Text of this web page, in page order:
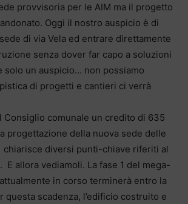
provvisoria per le AIM ma il progetto
Oggi il nostro auspicio è di
di via Vela ed entrare direttamente
senza dover far capo a soluzioni
solo un auspicio… non possiamo
di progetti e cantieri ci verrà
Consiglio comunale un credito di 635
progettazione della nuova sede delle
chiarisce diversi punti-chiave riferiti al
E allora vediamoli. La fase 1 del mega-
in corso terminerà entro la
questa scadenza, l’edificio costruito e